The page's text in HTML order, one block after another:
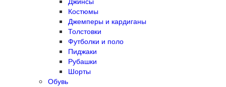
Костюмы
Джемперы и кардиганы
Толстовки
Футболки и поло
Пиджаки
Рубашки
Шорты
Обувь